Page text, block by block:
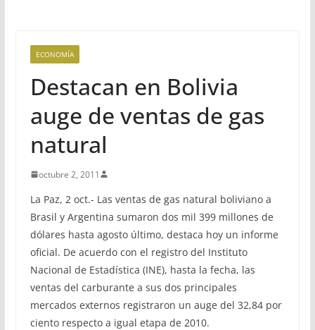
ECONOMÍA
Destacan en Bolivia
auge de ventas de gas
natural
octubre 2, 2011
La Paz, 2 oct.- Las ventas de gas natural boliviano a
Brasil y Argentina sumaron dos mil 399 millones de
dólares hasta agosto último, destaca hoy un informe
oficial. De acuerdo con el registro del Instituto
Nacional de Estadística (INE), hasta la fecha, las
ventas del carburante a sus dos principales
mercados externos registraron un auge del 32,84 por
ciento respecto a igual etapa de 2010.